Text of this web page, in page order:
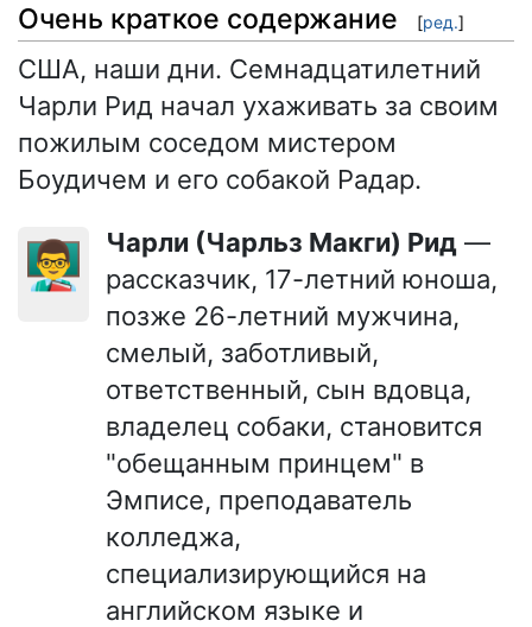
Очень краткое содержание [ред.]
США, наши дни. Семнадцатилетний
Чарли Рид начал ухаживать за своим
пожилым соседом мистером
Боудичем и его собакой Радар.
👨‍🏫 Чарли (Чарльз Макги) Рид —
рассказчик, 17-летний юноша,
позже 26-летний мужчина,
смелый, заботливый,
ответственный, сын вдовца,
владелец собаки, становится
"обещанным принцем" в
Эмписе, преподаватель
колледжа,
специализирующийся на
английском языке и